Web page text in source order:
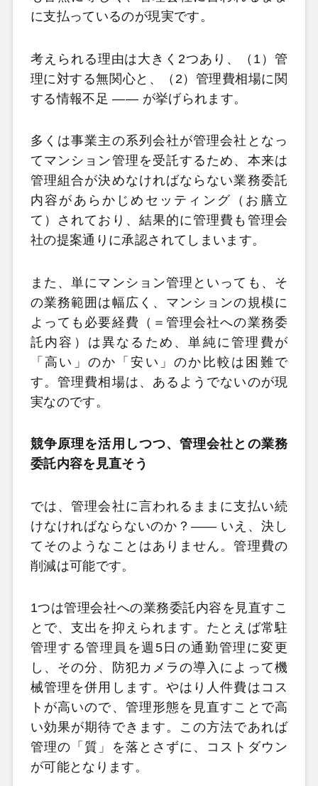
に支払っているのが現実です。
考えられる理由は大きく2つあり、（1）管
理に対する無関心と、（2）管理費相場に関
する情報不足 ―― が挙げられます。
多くは事業主の系列会社が管理会社となっ
てマンション管理を受託するため、本来は
管理組合が決めなければならない業務委託
内容があらかじめセッティング（お膳立
て）されており、結果的に管理費も管理会
社の提案通りに承認されてしまいます。
また、単にマンション管理といっても、そ
の業務範囲は幅広く、マンションの規模に
よっても必要経費（＝管理会社への業務委
託内容）は異なるため、単純に管理費が
「高い」のか「安い」のか比較は困難で
す。管理費相場は、あるようでないのが現
実なのです。
競争原理を活用しつつ、管理会社との業務
委託内容を見直そう
では、管理会社に言われるままに支払い続
けなければならないのか？―― いえ、決し
てそのようなことはありません。管理費の
削減は可能です。
1つは管理会社への業務委託内容を見直すこ
とで、支出を抑えられます。たとえば常駐
管理する管理員を週5日の通勤管理に変更
し、その分、防犯カメラの導入によって機
械管理を併用します。やはり人件費はコス
トが高いので、管理形態を見直すことで高
い効果が期待できます。この方法であれば
管理の「質」を落とさずに、コストダウン
が可能となります。